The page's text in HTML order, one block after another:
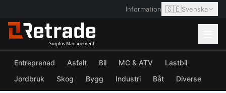
Information 🇸🇪Svenska
Entreprenad Asfalt Bil MC & ATV
Lastbil
Jordbruk
Skog Bygg Industri Båt Diverse